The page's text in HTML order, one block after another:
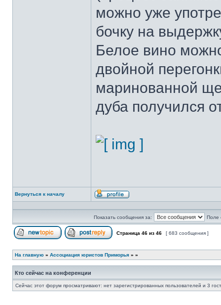
можно уже
бочку на
Белое вино
двойной
маринованной
дуба получился
Вернуться к началу
Профиль
Показать сообщения за: Поле
Страница 46 из 46 [ 683 сообщения ]
На главную » Ассоциация юристов Приморья » »
Кто сейчас на конференции
Сейчас этот форум просматривают: нет зарегистрированных пользователей и 3